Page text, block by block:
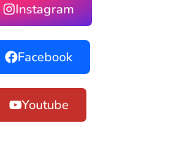
Instagram
Facebook
Youtube